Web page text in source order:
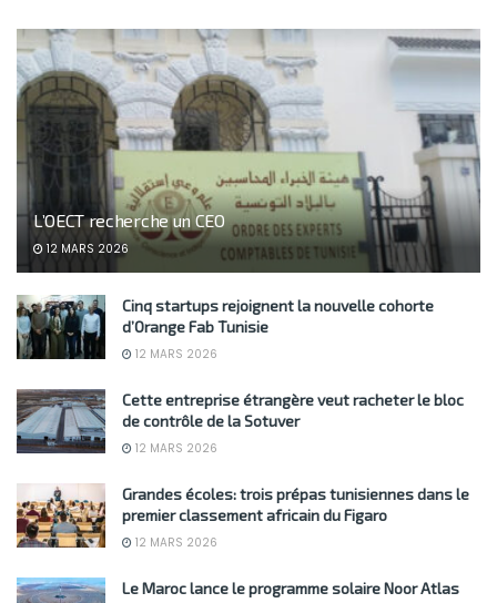
L’OECT recherche un CEO
12 MARS 2026
Cinq startups rejoignent la nouvelle cohorte
d’Orange Fab Tunisie
12 MARS 2026
Cette entreprise étrangère veut racheter le bloc
de contrôle de la Sotuver
12 MARS 2026
Grandes écoles: trois prépas tunisiennes dans le
premier classement africain du Figaro
12 MARS 2026
Le Maroc lance le programme solaire Noor Atlas